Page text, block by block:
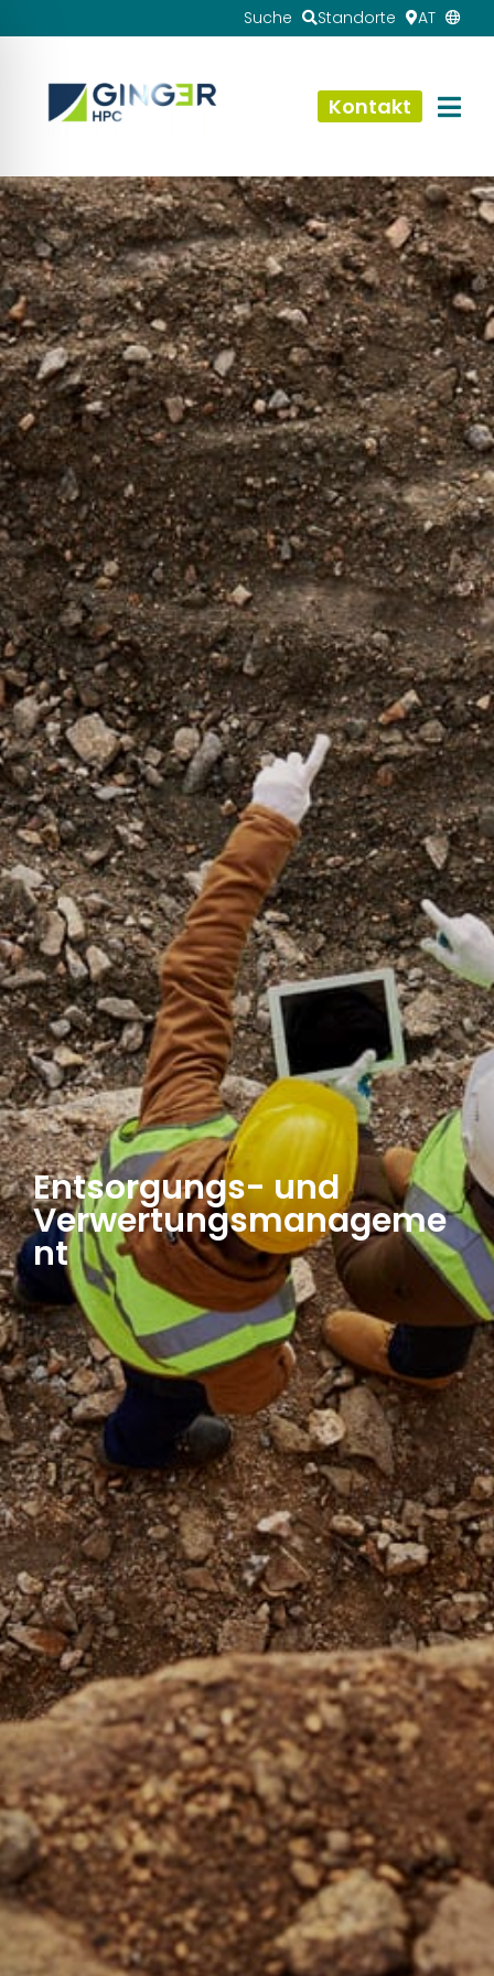
Suche Standorte AT
Kontakt
Entsorgungs- und
Verwertungsmanageme
nt